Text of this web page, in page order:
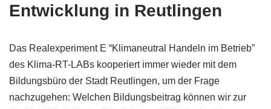
Entwicklung in Reutlingen
Das Realexperiment E “Klimaneutral Handeln im Betrieb”
des Klima-RT-LABs kooperiert immer wieder mit dem
Bildungsbüro der Stadt Reutlingen, um der Frage
nachzugehen: Welchen Bildungsbeitrag können wir zur